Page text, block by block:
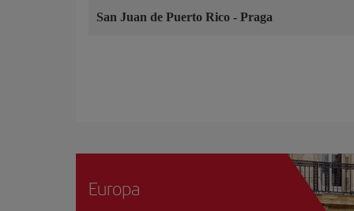
San Juan de Puerto Rico - Praga
Europa